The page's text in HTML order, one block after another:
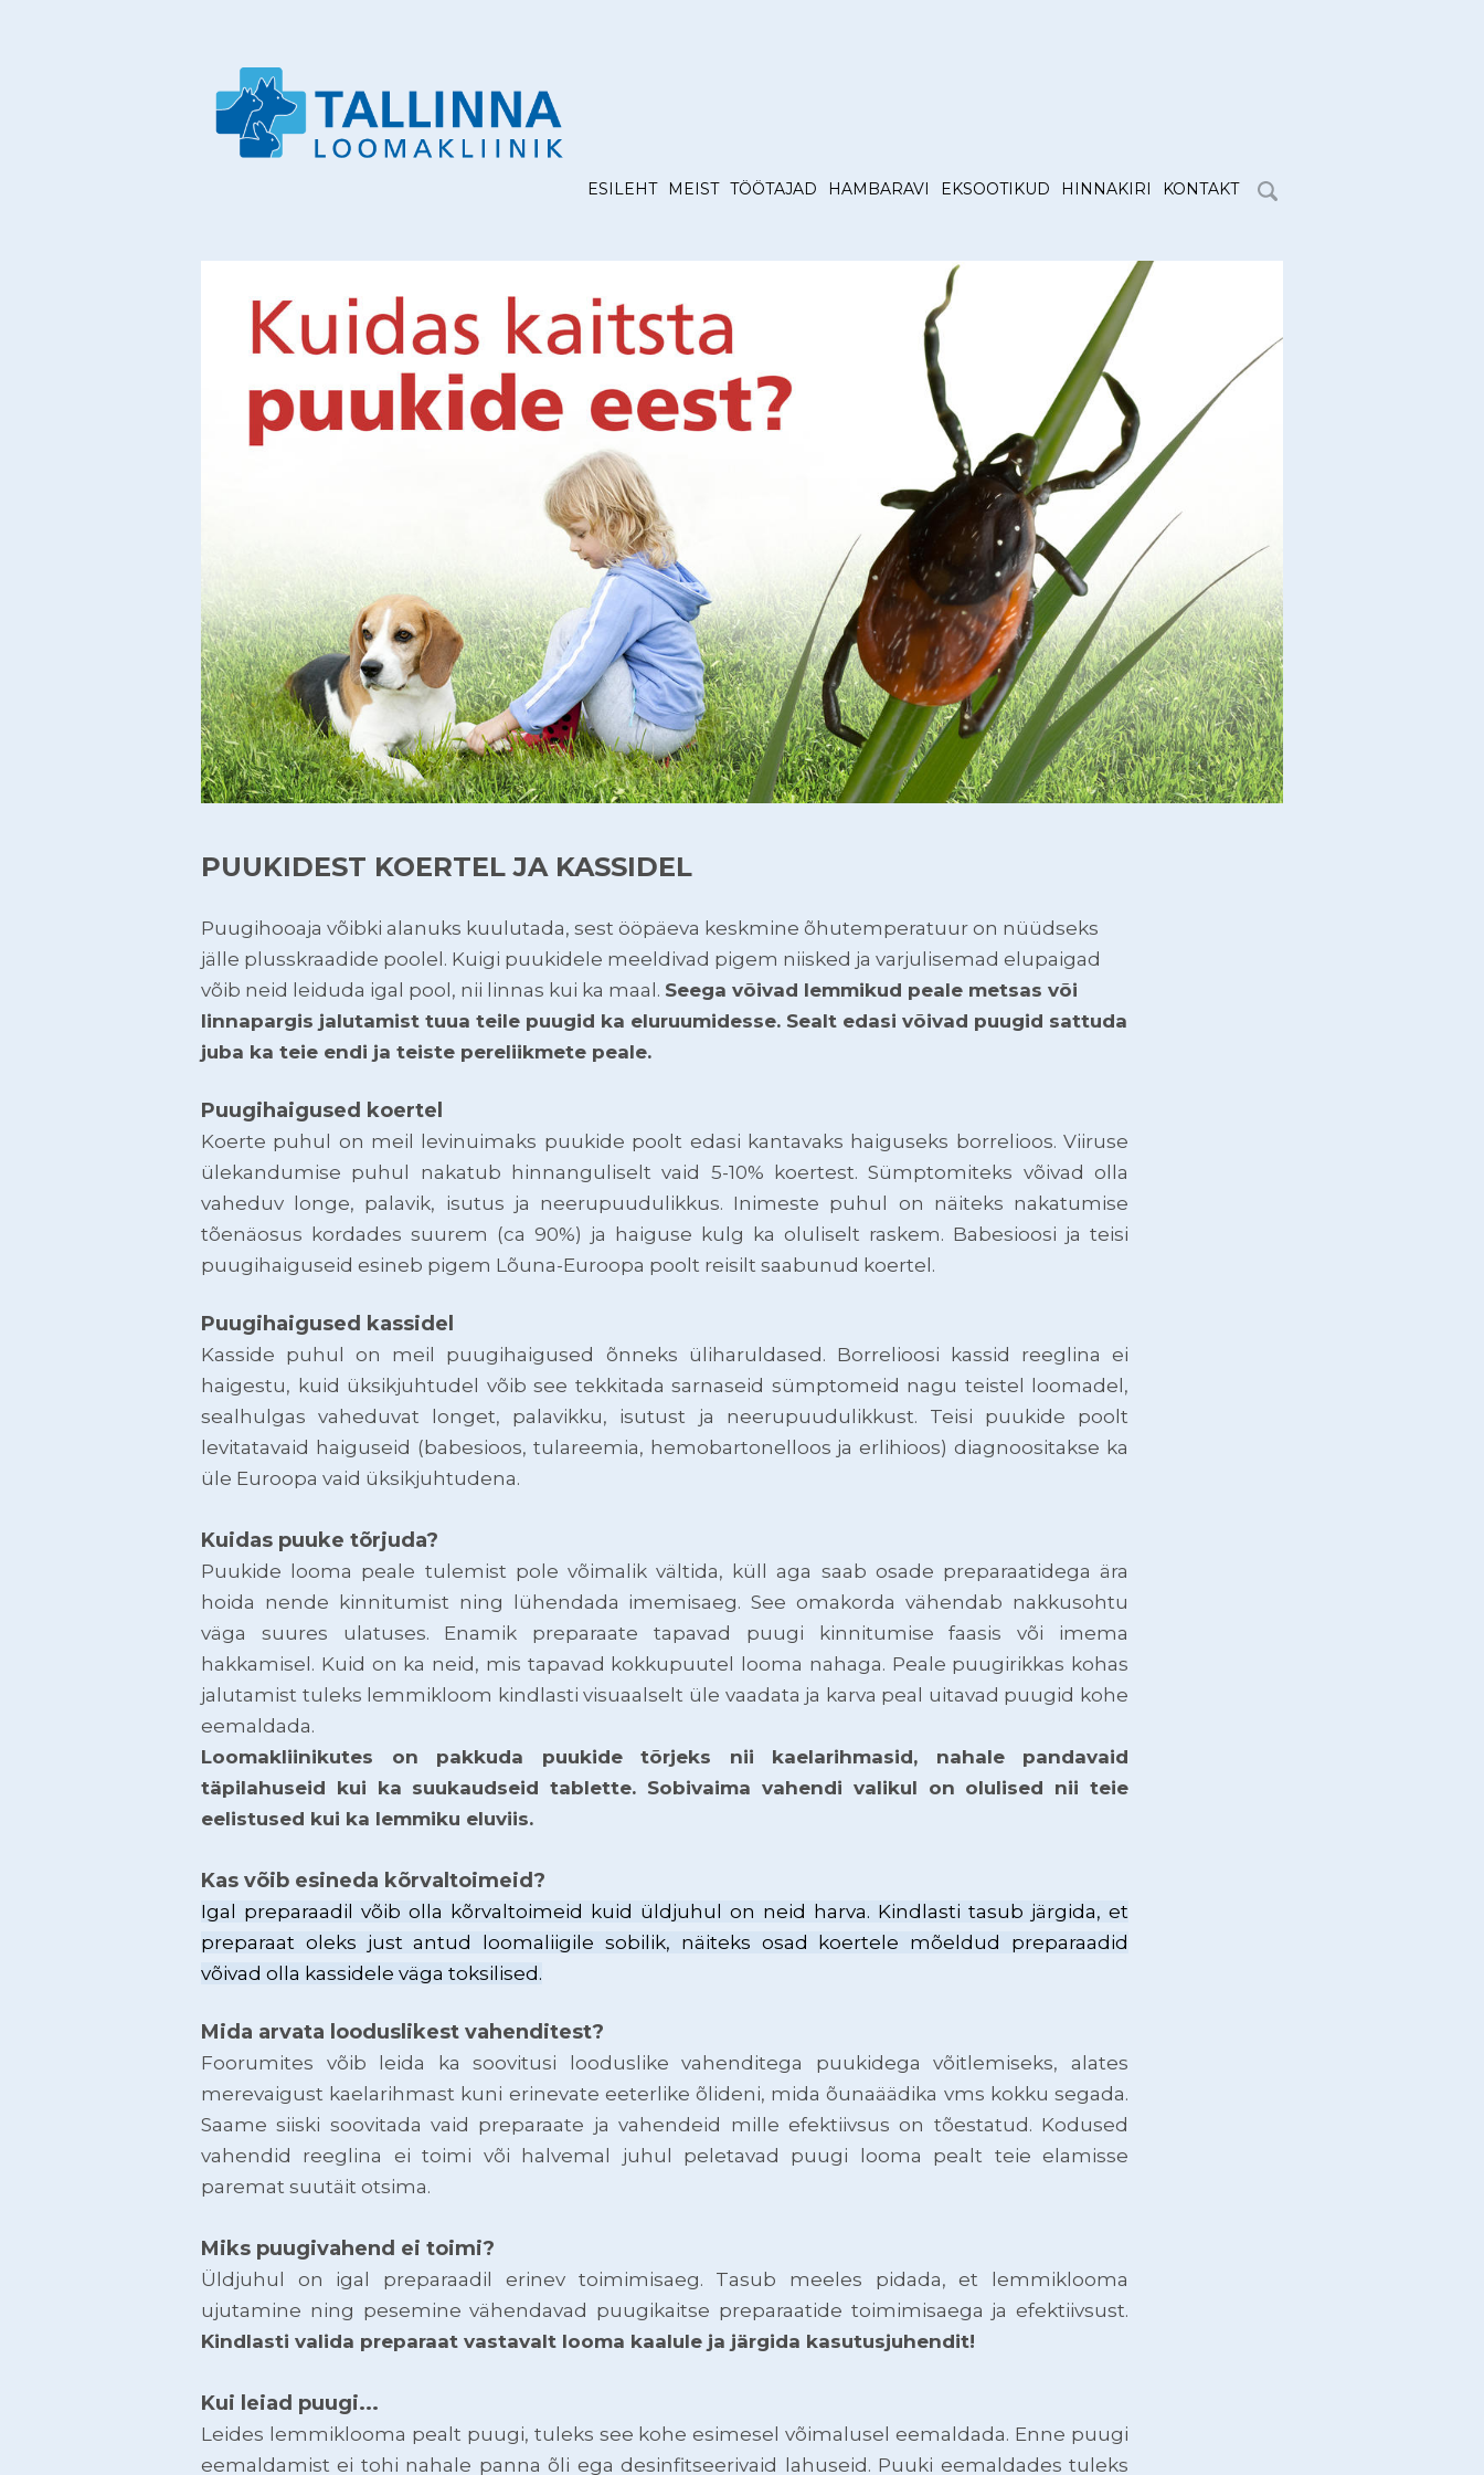
ESILEHT MEIST TÖÖTAJAD HAMBARAVI EKSOOTIKUD HINNAKIRI KONTAKT
PUUKIDEST KOERTEL JA KASSIDEL
Puugihooaja võibki alanuks kuulutada, sest ööpäeva keskmine õhutemperatuur on nüüdseks
jälle plusskraadide poolel. Kuigi puukidele meeldivad pigem niisked ja varjulisemad elupaigad
võib neid leiduda igal pool, nii linnas kui ka maal. Seega võivad lemmikud peale metsas või
linnapargis jalutamist tuua teile puugid ka eluruumidesse. Sealt edasi võivad puugid sattuda
juba ka teie endi ja teiste pereliikmete peale.
Puugihaigused koertel
Koerte puhul on meil levinuimaks puukide poolt edasi kantavaks haiguseks borrelioos. Viiruse
ülekandumise puhul nakatub hinnanguliselt vaid 5-10% koertest. Sümptomiteks võivad olla
vaheduv longe, palavik, isutus ja neerupuudulikkus. Inimeste puhul on näiteks nakatumise
tõenäosus kordades suurem (ca 90%) ja haiguse kulg ka oluliselt raskem. Babesioosi ja teisi
puugihaiguseid esineb pigem Lõuna-Euroopa poolt reisilt saabunud koertel.
Puugihaigused kassidel
Kasside puhul on meil puugihaigused õnneks üliharuldased. Borrelioosi kassid reeglina ei
haigestu, kuid üksikjuhtudel võib see tekkitada sarnaseid sümptomeid nagu teistel loomadel,
sealhulgas vaheduvat longet, palavikku, isutust ja neerupuudulikkust. Teisi puukide poolt
levitatavaid haiguseid (babesioos, tulareemia, hemobartonelloos ja erlihioos) diagnoositakse ka
üle Euroopa vaid üksikjuhtudena.
Kuidas puuke tõrjuda?
Puukide looma peale tulemist pole võimalik vältida, küll aga saab osade preparaatidega ära
hoida nende kinnitumist ning lühendada imemisaeg. See omakorda vähendab nakkusohtu
väga suures ulatuses. Enamik preparaate tapavad puugi kinnitumise faasis või imema
hakkamisel. Kuid on ka neid, mis tapavad kokkupuutel looma nahaga. Peale puugirikkas kohas
jalutamist tuleks lemmikloom kindlasti visuaalselt üle vaadata ja karva peal uitavad puugid kohe
eemaldada.
Loomakliinikutes on pakkuda puukide tõrjeks nii kaelarihmasid, nahale pandavaid
täpilahuseid kui ka suukaudseid tablette. Sobivaima vahendi valikul on olulised nii teie
eelistused kui ka lemmiku eluviis.
Kas võib esineda kõrvaltoimeid?
Igal preparaadil võib olla kõrvaltoimeid kuid üldjuhul on neid harva. Kindlasti tasub järgida, et
preparaat oleks just antud loomaliigile sobilik, näiteks osad koertele mõeldud preparaadid
võivad olla kassidele väga toksilised.
Mida arvata looduslikest vahenditest?
Foorumites võib leida ka soovitusi looduslike vahenditega puukidega võitlemiseks, alates
merevaigust kaelarihmast kuni erinevate eeterlike õlideni, mida õunaäädika vms kokku segada.
Saame siiski soovitada vaid preparaate ja vahendeid mille efektiivsus on tõestatud. Kodused
vahendid reeglina ei toimi või halvemal juhul peletavad puugi looma pealt teie elamisse
paremat suutäit otsima.
Miks puugivahend ei toimi?
Üldjuhul on igal preparaadil erinev toimimisaeg. Tasub meeles pidada, et lemmiklooma
ujutamine ning pesemine vähendavad puugikaitse preparaatide toimimisaega ja efektiivsust.
Kindlasti valida preparaat vastavalt looma kaalule ja järgida kasutusjuhendit!
Kui leiad puugi...
Leides lemmiklooma pealt puugi, tuleks see kohe esimesel võimalusel eemaldada. Enne puugi
eemaldamist ei tohi nahale panna õli ega desinfitseerivaid lahuseid. Puuki eemaldades tuleks